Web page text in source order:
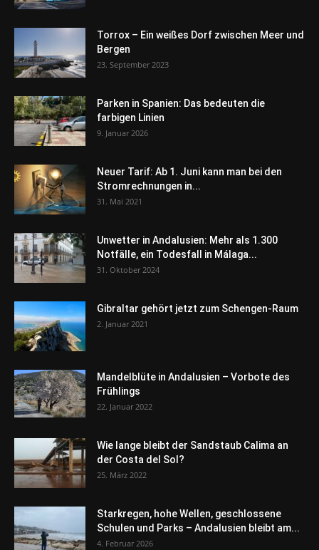
Torrox – Ein weißes Dorf zwischen Meer und
Bergen
23. September 2023
Parken in Spanien: Das bedeuten die
farbigen Linien
9. Januar 2026
Neuer Tarif: Ab 1. Juni kann man bei den
Stromrechnungen in...
31. Mai 2021
Unwetter in Andalusien: Mehr als 1.300
Notfälle, ein Todesfall in Málaga...
31. Oktober 2024
Gibraltar gehört jetzt zum Schengen-Raum
2. Januar 2021
Mandelblüte in Andalusien – Vorbote des
Frühlings
22. Januar 2022
Wie lange bleibt der Sandstaub Calima an
der Costa del Sol?
25. März 2022
Starkregen, hohe Wellen, geschlossene
Schulen und Parks – Andalusien bleibt am...
4. Februar 2026